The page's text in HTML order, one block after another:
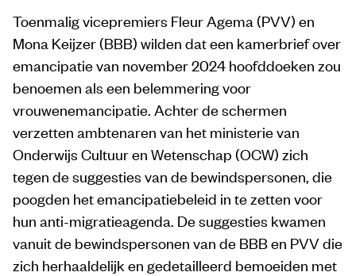
Toenmalig vicepremiers Fleur Agema (PVV) en
Mona Keijzer (BBB) wilden dat een kamerbrief over
emancipatie van november 2024 hoofddoeken zou
benoemen als een belemmering voor
vrouwenemancipatie. Achter de schermen
verzetten ambtenaren van het ministerie van
Onderwijs Cultuur en Wetenschap (OCW) zich
tegen de suggesties van de bewindspersonen, die
poogden het emancipatiebeleid in te zetten voor
hun anti-migratieagenda. De suggesties kwamen
vanuit de bewindspersonen van de BBB en PVV die
zich herhaaldelijk en gedetailleerd bemoeiden met